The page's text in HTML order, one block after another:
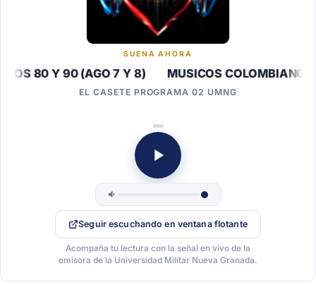
SUENA AHORA
80 Y 90 (AGO 7 Y 8) MUSICOS COLOMBIANOS
EL CASETE PROGRAMA 02 UMNG
Seguir escuchando en ventana flotante
Acompaña tu lectura con la señal en vivo de la
emisora de la Universidad Militar Nueva Granada.